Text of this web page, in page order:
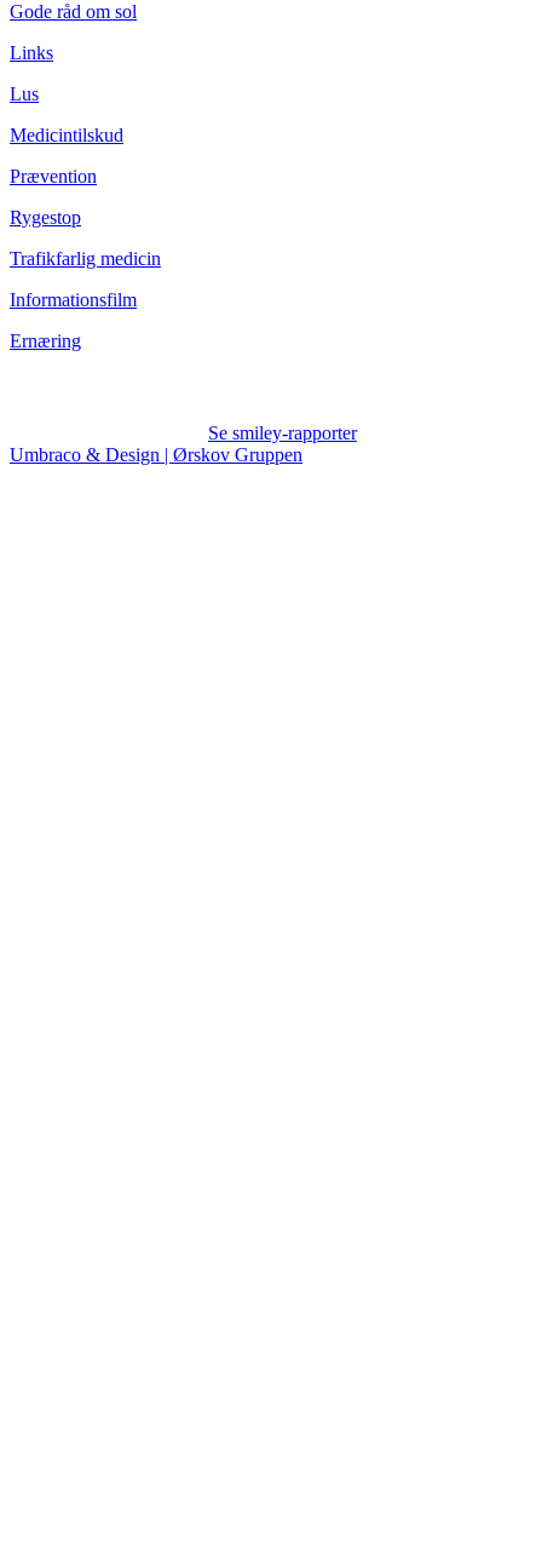
Gode råd om sol
Links
Lus
Medicintilskud
Prævention
Rygestop
Trafikfarlig medicin
Informationsfilm
Ernæring
Se smiley-rapporter
Umbraco & Design | Ørskov Gruppen